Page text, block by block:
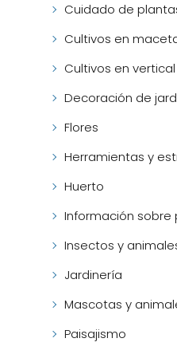
Cuidado de
Cultivos en
Cultivos en vertical
Decoración de
Flores
Herramientas y
Huerto
Información sobre
Insectos y
Jardinería
Mascotas y
Paisajismo